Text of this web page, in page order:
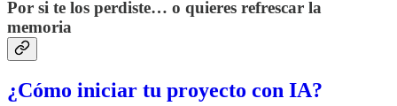
Por si te los perdiste… o quieres refrescar la
memoria
¿Cómo iniciar tu proyecto con IA?